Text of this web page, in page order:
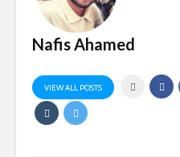
Nafis Ahamed
VIEW ALL POSTS